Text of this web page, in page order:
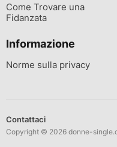
Come Trovare una
Fidanzata
Informazione
Norme sulla privacy
Contattaci
Copyright © 2026 donne-